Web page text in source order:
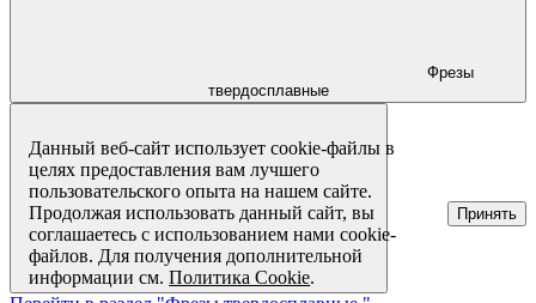
Фрезы
твердосплавные
Данный веб-сайт использует cookie-файлы в
целях предоставления вам лучшего
пользовательского опыта на нашем сайте.
Продолжая использовать данный сайт, вы
соглашаетесь с использованием нами cookie-
файлов. Для получения дополнительной
информации см.Политика Cookie.
Принять